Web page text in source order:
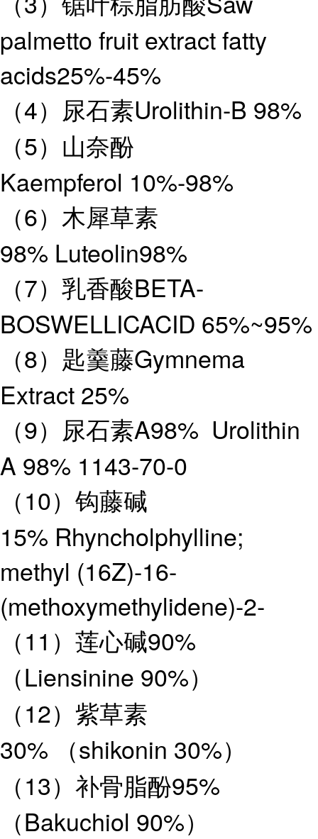
palmetto fruit extract fatty
acids25%-45%
（4）尿石素Urolithin-B 98%
（5）山奈酚
Kaempferol 10%-98%
（6）木犀草素
98% Luteolin98%
（7）乳香酸BETA-
BOSWELLICACID 65%~95%
（8）匙羹藤Gymnema
Extract 25%
（9）尿石素A98% Urolithin
A 98% 1143-70-0
（10）钩藤碱
15% Rhyncholphylline;
methyl (16Z)-16-
(methoxymethylidene)-2-
（11）莲心碱90%
（Liensinine 90%）
（12）紫草素
30% （shikonin 30%）
（13）补骨脂酚95%
（Bakuchiol 90%）